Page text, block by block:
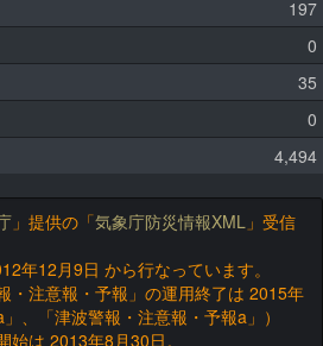
197
0
35
0
4,494
」提供の「気象庁防災情報XML 」受信
年12月9日 から行なっています。
・注意報・予報」の運用終了は 2015年
、「津波警報・注意報・予報a」）
は 2013年8月30日。